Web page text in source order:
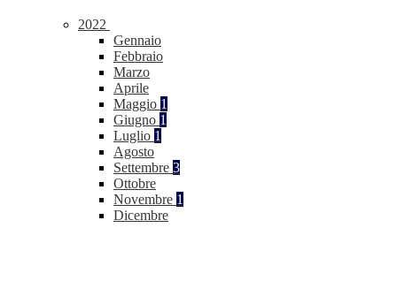
2022
Gennaio
Febbraio
Marzo
Aprile
Maggio 1
Giugno 1
Luglio 1
Agosto
Settembre 3
Ottobre
Novembre 1
Dicembre